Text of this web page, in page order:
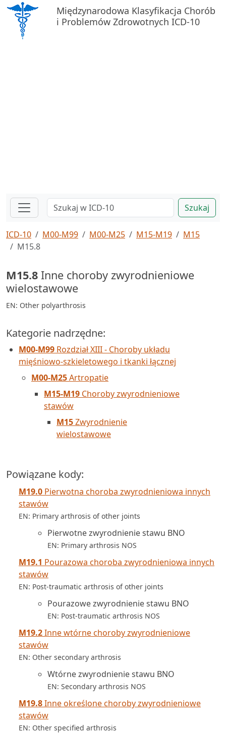
Międzynarodowa Klasyfikacja Chorób
i Problemów Zdrowotnych ICD-10
Szukaj
ICD-10 M00-M99 M00-M25 M15-M19
M15
M15.8
M15.8 Inne choroby zwyrodnieniowe
wielostawowe
EN: Other polyarthrosis
Kategorie nadrzędne:
M00-M99 Rozdział XIII - Choroby układu
mięśniowo-szkieletowego i tkanki łącznej
M00-M25Artropatie
M15-M19 Choroby zwyrodnieniowe
stawów
M15Zwyrodnienie
wielostawowe
Powiązane kody:
M19.0 Pierwotna choroba zwyrodnieniowa innych
stawów
EN: Primary arthrosis of other joints
Pierwotne zwyrodnienie stawu BNO
EN: Primary arthrosis NOS
M19.1 Pourazowa choroba zwyrodnieniowa innych
stawów
EN: Post-traumatic arthrosis of other joints
Pourazowe zwyrodnienie stawu BNO
EN: Post-traumatic arthrosis NOS
M19.2Inne wtórne choroby zwyrodnieniowe
stawów
EN: Other secondary arthrosis
Wtórne zwyrodnienie stawu BNO
EN: Secondary arthrosis NOS
M19.8Inne określone choroby zwyrodnieniowe
stawów
EN: Other specified arthrosis